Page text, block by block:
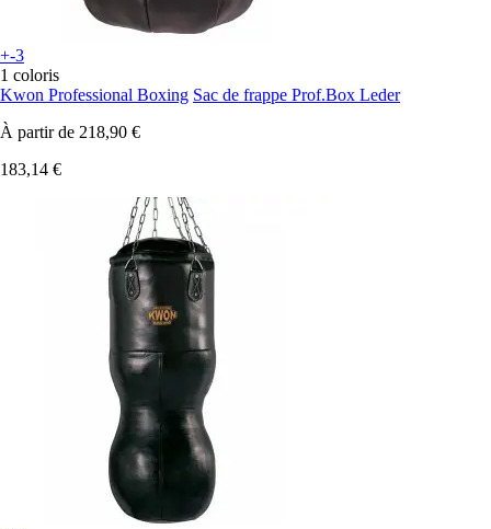
+-3
1 coloris
Kwon Professional Boxing Sac de frappe Prof.Box Leder
À partir de 218,90 €
183,14 €